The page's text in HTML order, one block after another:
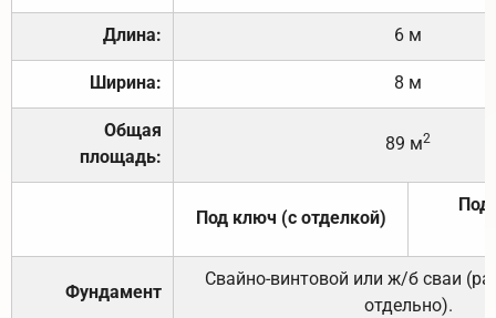
Длина: 6 м
Ширина: 8 м
Общая
площадь:
89 м2
Под ключ (с отделкой)
Под
Фундамент
Свайно-винтовой или ж/б сваи
отдельно).